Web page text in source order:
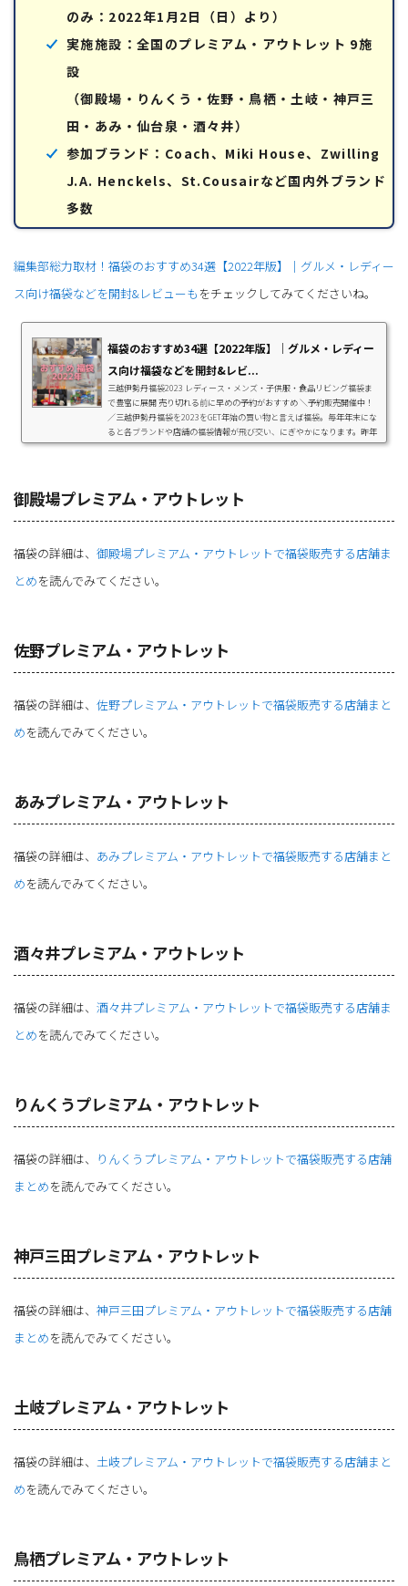
のみ：2022年1月2日（日）より）
実施施設：全国のプレミアム・アウトレット 9施
設
（御殿場・りんくう・佐野・鳥栖・土岐・神戸三
田・あみ・仙台泉・酒々井）
参加ブランド：Coach、Miki House、Zwilling
J.A. Henckels、St.Cousairなど国内外ブランド
多数
編集部総力取材！福袋のおすすめ34選【2022年版】｜グルメ・レディー
ス向け福袋などを開封&レビューも をチェックしてみてくださいね。
福袋のおすすめ34選【2022年版】｜グルメ・レディー
ス向け福袋などを開封&レビ...
三越伊勢丹福袋2023 レディース・メンズ・子供服・食品リビング福袋ま
で豊富に展開 売り切れる前に早めの予約がおすすめ ＼予約販売開催中！
／三越伊勢丹福袋を2023をGET年始の買い物と言えば福袋。毎年年末にな
ると各ブランドや店舗の福袋情報が飛び交い、にぎやかになります。昨年
の福袋は感染防止策として混雑回避するためほとんどが『事前予約制』で
題になるおすすめ福袋の情報...
御殿場プレミアム・アウトレット
福袋の詳細は、 御殿場プレミアム・アウトレットで福袋販売する店舗ま
とめを読んでみてください。
佐野プレミアム・アウトレット
福袋の詳細は、 佐野プレミアム・アウトレットで福袋販売する店舗まと
めを読んでみてください。
あみプレミアム・アウトレット
福袋の詳細は、 あみプレミアム・アウトレットで福袋販売する店舗まと
めを読んでみてください。
酒々井プレミアム・アウトレット
福袋の詳細は、 酒々井プレミアム・アウトレットで福袋販売する店舗ま
とめを読んでみてください。
りんくうプレミアム・アウトレット
福袋の詳細は、 りんくうプレミアム・アウトレットで福袋販売する店舗
まとめを読んでみてください。
神戸三田プレミアム・アウトレット
福袋の詳細は、 神戸三田プレミアム・アウトレットで福袋販売する店舗
まとめを読んでみてください。
土岐プレミアム・アウトレット
福袋の詳細は、 土岐プレミアム・アウトレットで福袋販売する店舗まと
めを読んでみてください。
鳥栖プレミアム・アウトレット